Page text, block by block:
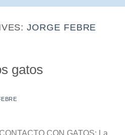
JORGE FEBRE
gatos
CON GATOS: La